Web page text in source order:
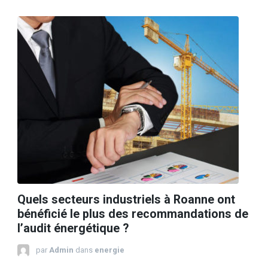
Quels secteurs industriels à Roanne ont
bénéficié le plus des recommandations de
l’audit énergétique ?
par Admin dans energie